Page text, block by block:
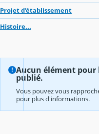
Projet d'établissement
Histoire...
Aucun élément pour
publié.
Vous pouvez vous
pour plus d'informations.